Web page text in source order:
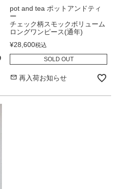
pot and tea ポットアンドティ
ー
チェック柄スモックボリューム
ロングワンピース(通年)
¥28,600税込
SOLD OUT
再入荷お知らせ